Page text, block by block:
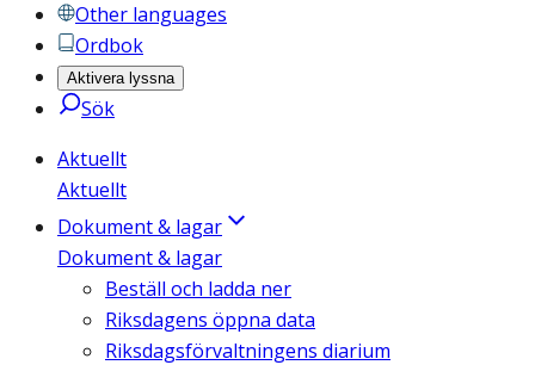
Other languages
Ordbok
Aktivera lyssna
Sök
Aktuellt
Aktuellt
Dokument & lagar
Dokument & lagar
Beställ och ladda ner
Riksdagens öppna data
Riksdagsförvaltningens diarium